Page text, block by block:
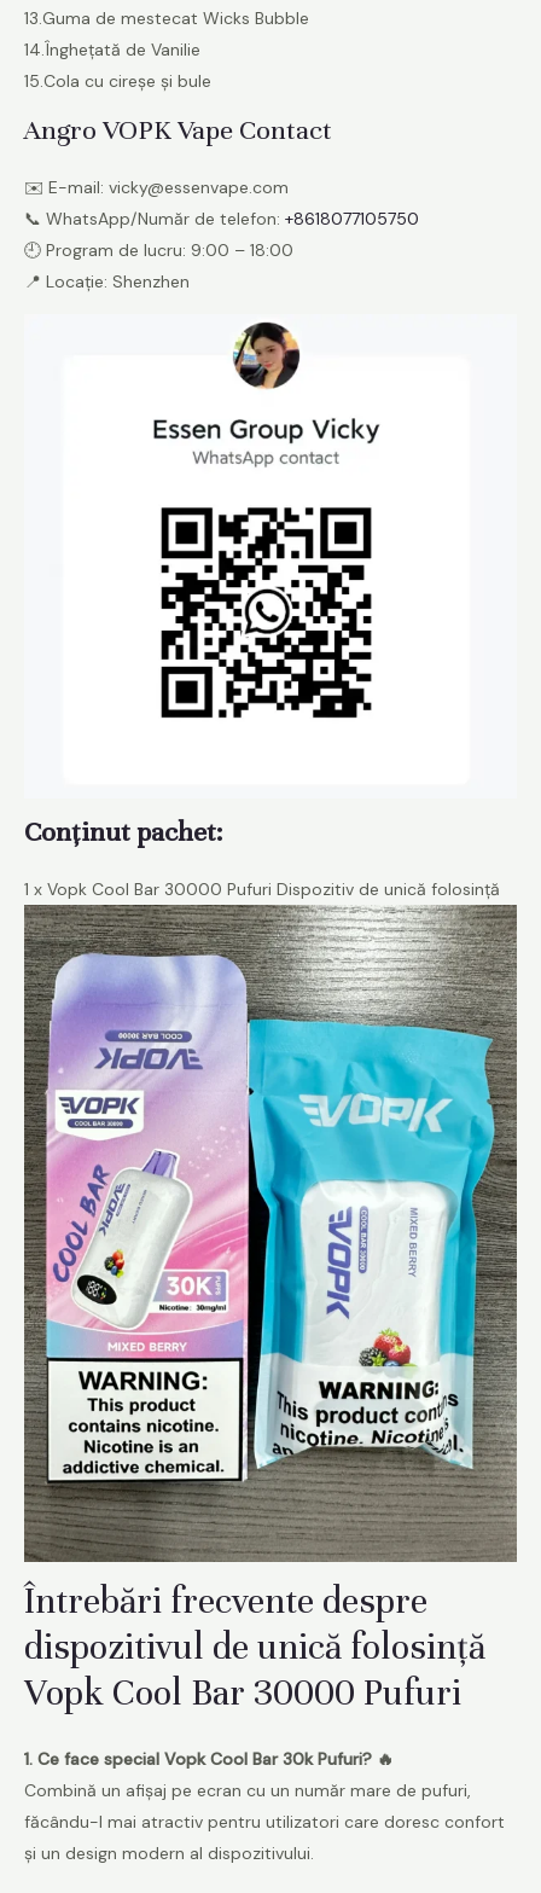
13.Guma de mestecat Wicks Bubble
14.Înghețată de Vanilie
15.Cola cu cireșe și bule
Angro VOPK Vape Contact
✉️ E-mail: vicky@essenvape.com
📞 WhatsApp/Număr de telefon: +8618077105750
🕘 Program de lucru: 9:00 – 18:00
📍 Locație: Shenzhen
Conținut pachet:
1 x Vopk Cool Bar 30000 Pufuri Dispozitiv de unică folosință
Întrebări frecvente despre
dispozitivul de unică folosință
Vopk Cool Bar 30000 Pufuri
1. Ce face special Vopk Cool Bar 30k Pufuri? 🔥
Combină un afișaj pe ecran cu un număr mare de pufuri,
făcându-l mai atractiv pentru utilizatori care doresc confort
și un design modern al dispozitivului.